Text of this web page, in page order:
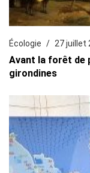
Écologie 27 juillet
Avant la forêt de
girondines